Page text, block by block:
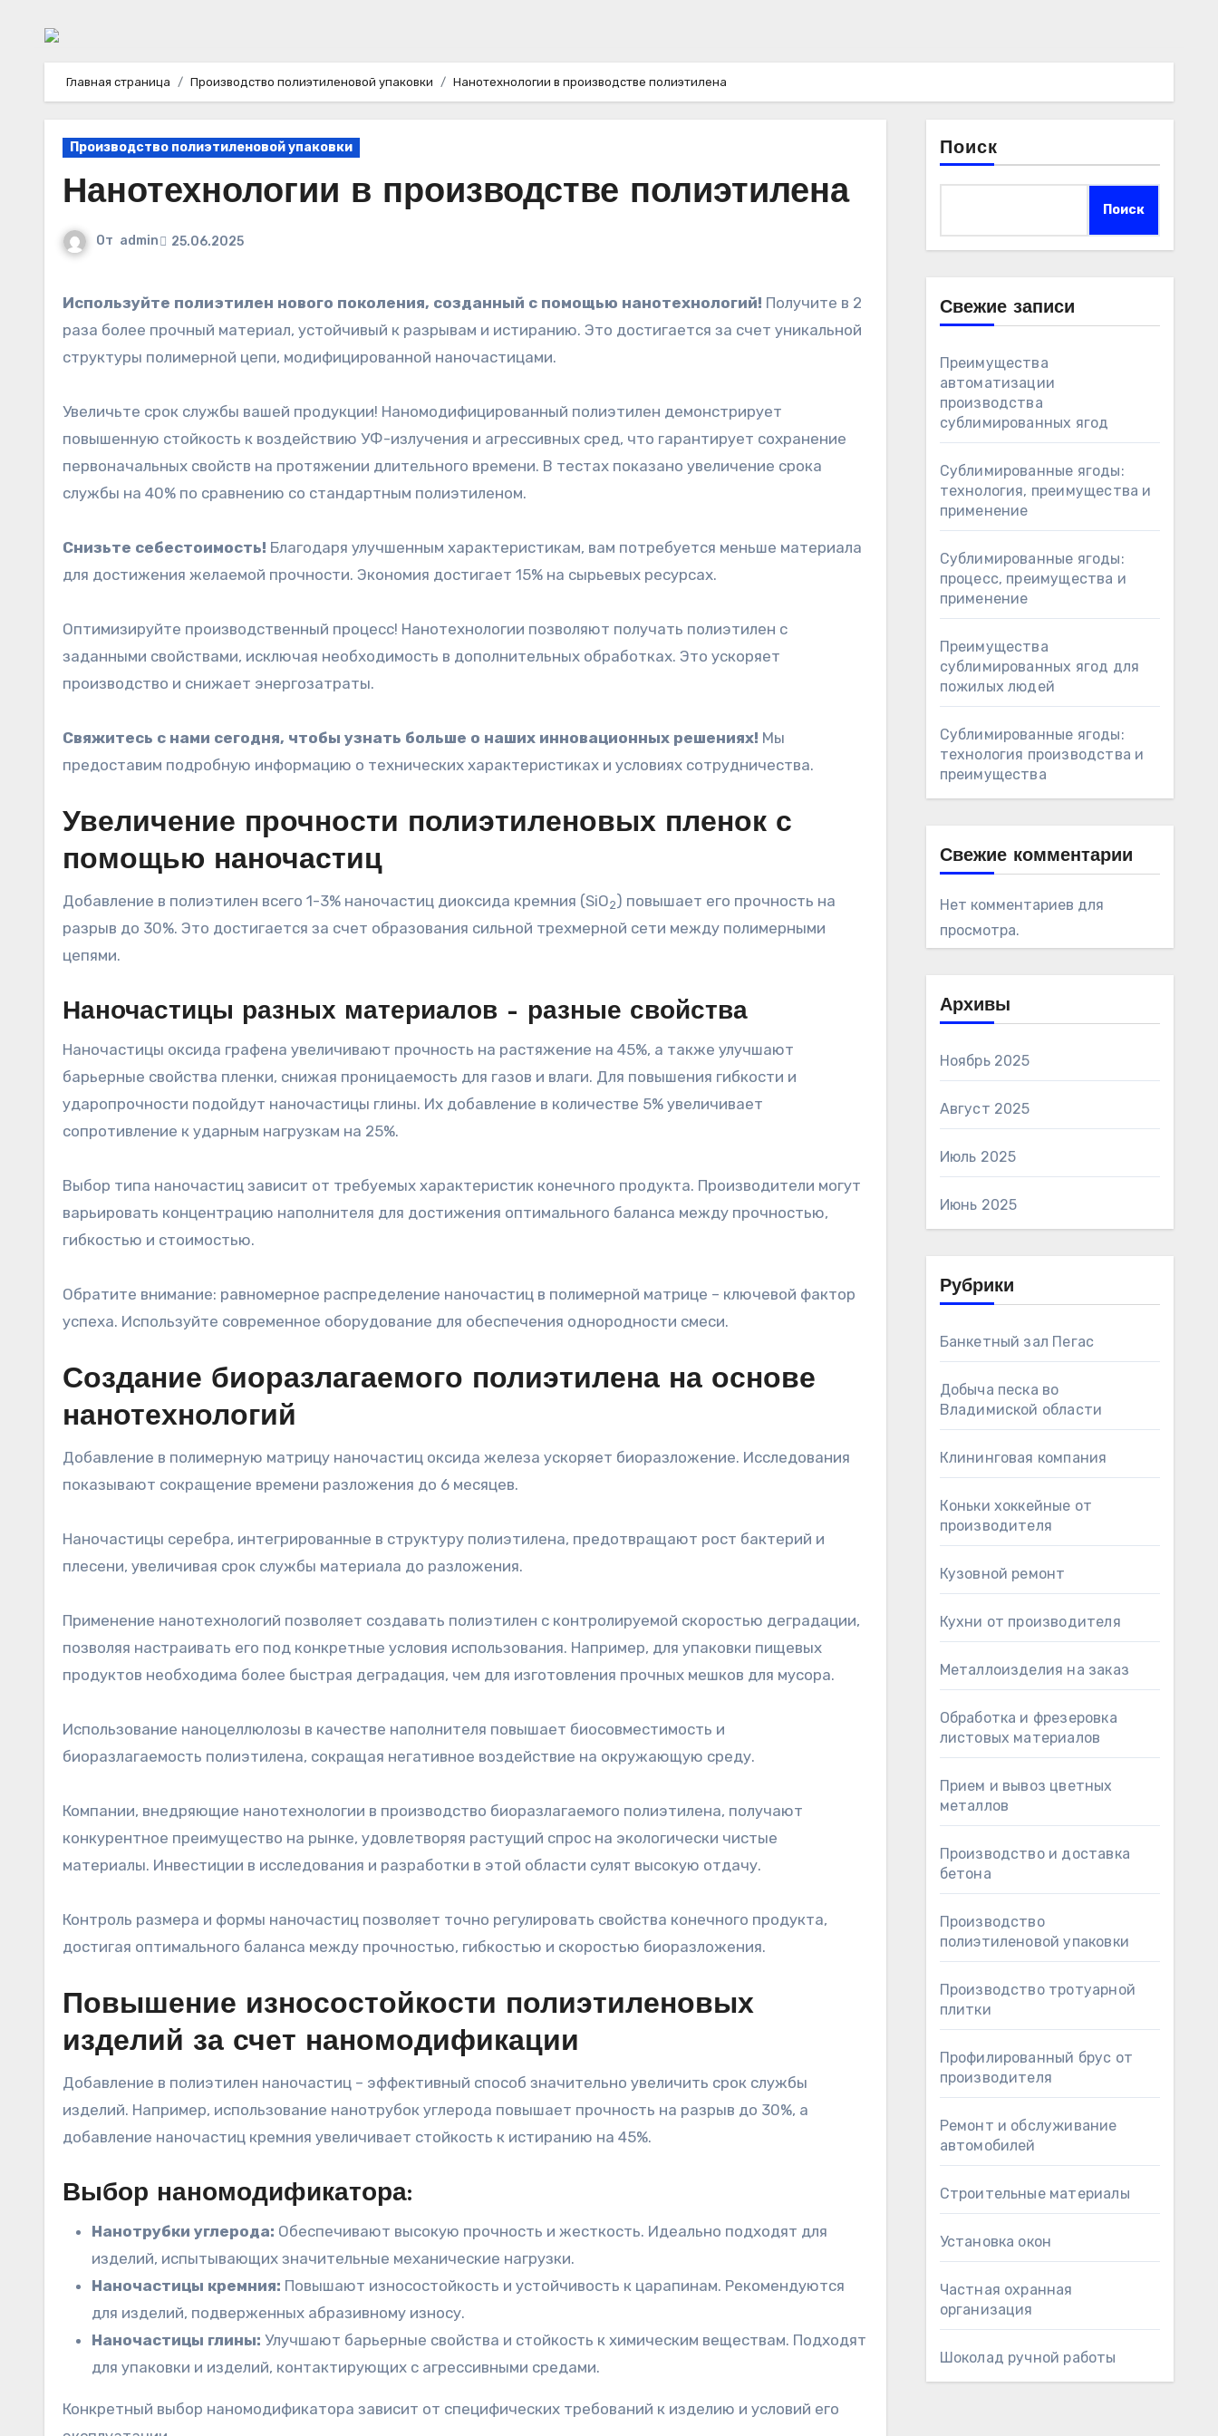
Главная страница Производство полиэтиленовой упаковки Нанотехнологии в производстве полиэтилена
Производство полиэтиленовой упаковки
Нанотехнологии в производстве полиэтилена
От admin 25.06.2025
Используйте полиэтилен нового поколения, созданный с помощью нанотехнологий! Получите в 2
раза более прочный материал, устойчивый к разрывам и истиранию. Это достигается за счет уникальной
структуры полимерной цепи, модифицированной наночастицами.
Увеличьте срок службы вашей продукции! Наномодифицированный полиэтилен демонстрирует
повышенную стойкость к воздействию УФ-излучения и агрессивных сред, что гарантирует сохранение
первоначальных свойств на протяжении длительного времени. В тестах показано увеличение срока
службы на 40% по сравнению со стандартным полиэтиленом.
Снизьте себестоимость! Благодаря улучшенным характеристикам, вам потребуется меньше материала
для достижения желаемой прочности. Экономия достигает 15% на сырьевых ресурсах.
Оптимизируйте производственный процесс! Нанотехнологии позволяют получать полиэтилен с
заданными свойствами, исключая необходимость в дополнительных обработках. Это ускоряет
производство и снижает энергозатраты.
Свяжитесь с нами сегодня, чтобы узнать больше о наших инновационных решениях! Мы
предоставим подробную информацию о технических характеристиках и условиях сотрудничества.
Увеличение прочности полиэтиленовых пленок с
помощью наночастиц
Добавление в полиэтилен всего 1-3% наночастиц диоксида кремния (SiO2) повышает его прочность на
разрыв до 30%. Это достигается за счет образования сильной трехмерной сети между полимерными
цепями.
Наночастицы разных материалов – разные свойства
Наночастицы оксида графена увеличивают прочность на растяжение на 45%, а также улучшают
барьерные свойства пленки, снижая проницаемость для газов и влаги. Для повышения гибкости и
ударопрочности подойдут наночастицы глины. Их добавление в количестве 5% увеличивает
сопротивление к ударным нагрузкам на 25%.
Выбор типа наночастиц зависит от требуемых характеристик конечного продукта. Производители могут
варьировать концентрацию наполнителя для достижения оптимального баланса между прочностью,
гибкостью и стоимостью.
Обратите внимание: равномерное распределение наночастиц в полимерной матрице – ключевой фактор
успеха. Используйте современное оборудование для обеспечения однородности смеси.
Создание биоразлагаемого полиэтилена на основе
нанотехнологий
Добавление в полимерную матрицу наночастиц оксида железа ускоряет биоразложение. Исследования
показывают сокращение времени разложения до 6 месяцев.
Наночастицы серебра, интегрированные в структуру полиэтилена, предотвращают рост бактерий и
плесени, увеличивая срок службы материала до разложения.
Применение нанотехнологий позволяет создавать полиэтилен с контролируемой скоростью деградации,
позволяя настраивать его под конкретные условия использования. Например, для упаковки пищевых
продуктов необходима более быстрая деградация, чем для изготовления прочных мешков для мусора.
Использование наноцеллюлозы в качестве наполнителя повышает биосовместимость и
биоразлагаемость полиэтилена, сокращая негативное воздействие на окружающую среду.
Компании, внедряющие нанотехнологии в производство биоразлагаемого полиэтилена, получают
конкурентное преимущество на рынке, удовлетворяя растущий спрос на экологически чистые
материалы. Инвестиции в исследования и разработки в этой области сулят высокую отдачу.
Контроль размера и формы наночастиц позволяет точно регулировать свойства конечного продукта,
достигая оптимального баланса между прочностью, гибкостью и скоростью биоразложения.
Повышение износостойкости полиэтиленовых
изделий за счет наномодификации
Добавление в полиэтилен наночастиц – эффективный способ значительно увеличить срок службы
изделий. Например, использование нанотрубок углерода повышает прочность на разрыв до 30%, а
добавление наночастиц кремния увеличивает стойкость к истиранию на 45%.
Выбор наномодификатора:
Нанотрубки углерода: Обеспечивают высокую прочность и жесткость. Идеально подходят для
изделий, испытывающих значительные механические нагрузки.
Наночастицы кремния: Повышают износостойкость и устойчивость к царапинам. Рекомендуются
для изделий, подверженных абразивному износу.
Наночастицы глины: Улучшают барьерные свойства и стойкость к химическим веществам. Подходят
для упаковки и изделий, контактирующих с агрессивными средами.
Конкретный выбор наномодификатора зависит от специфических требований к изделию и условий его
Поиск
Поиск
Свежие записи
Преимущества
автоматизации
производства
сублимированных ягод
Сублимированные ягоды:
технология, преимущества и
применение
Сублимированные ягоды:
процесс, преимущества и
применение
Преимущества
сублимированных ягод для
пожилых людей
Сублимированные ягоды:
технология производства и
преимущества
Свежие комментарии
Нет комментариев для
просмотра.
Архивы
Ноябрь 2025
Август 2025
Июль 2025
Июнь 2025
Рубрики
Банкетный зал Пегас
Добыча песка во
Владимиской области
Клининговая компания
Коньки хоккейные от
производителя
Кузовной ремонт
Кухни от производителя
Металлоизделия на заказ
Обработка и фрезеровка
листовых материалов
Прием и вывоз цветных
металлов
Производство и доставка
бетона
Производство
полиэтиленовой упаковки
Производство тротуарной
плитки
Профилированный брус от
производителя
Ремонт и обслуживание
автомобилей
Строительные материалы
Установка окон
Частная охранная
организация
Шоколад ручной работы